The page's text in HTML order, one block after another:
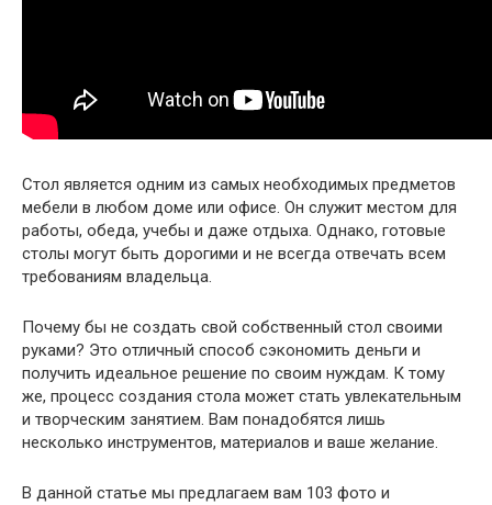
Стол является одним из самых необходимых предметов
мебели в любом доме или офисе. Он служит местом для
работы, обеда, учебы и даже отдыха. Однако, готовые
столы могут быть дорогими и не всегда отвечать всем
требованиям владельца.
Почему бы не создать свой собственный стол своими
руками? Это отличный способ сэкономить деньги и
получить идеальное решение по своим нуждам. К тому
же, процесс создания стола может стать увлекательным
и творческим занятием. Вам понадобятся лишь
несколько инструментов, материалов и ваше желание.
В данной статье мы предлагаем вам 103 фото и